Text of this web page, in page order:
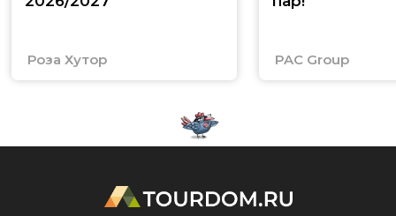
Роза Хутор PAC Group